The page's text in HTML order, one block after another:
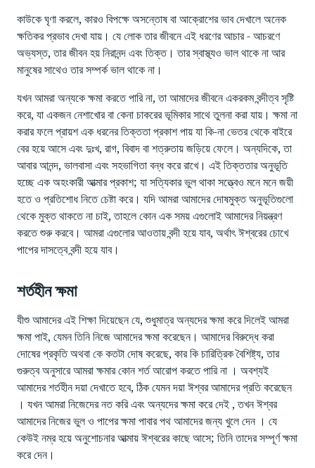
কাউকে ঘৃণা করলে, কারও বিপক্ষে অসন্তোষ বা আক্রোশের ভাব দেখালে অনেক
ক্ষতিকর প্রভাব দেখা যায়। যে লোক তার জীবনে এই ধরণের আচার - আচরণে
অভ্যস্ত, তার জীবন হয় নিরানন্দ এবং তিক্ত। তার স্বাস্থ্যও ভাল থাকে না আর
মানুষের সাথেও তার সম্পর্ক ভাল থাকে না।
যখন আমরা অন্যকে ক্ষমা করতে পারি না, তা আমাদের জীবনে একরকম বন্দীত্ব সৃষ্টি
করে, যা একজন নেশাখোর বা কেনা চাকরের ভূমিকার সাথে তুলনা করা যায়। ক্ষমা না
করার ফলে প্রায়শ এক ধরনের তিক্ততা প্রকাশ পায় যা কি-না ভেতর থেকে বাইরে
বের হয়ে আসে এবং দুঃখ, রাগ, বিবাদ বা শত্রুতায় জড়িয়ে ফেলে। অন্যদিকে, তা
আবার আনন্দ, ভালবাসা এবং সহভাগিতা বন্ধ করে রাখে। এই তিক্ততার অনুভূতি
হচ্ছে এক অহংকারী আত্মার প্রকাশ; যা সত্যিকার ভুল থাকা সত্ত্বেও মনে মনে জয়ী
হতে ও প্রতিশোধ নিতে চেষ্টা করে। যদি আমরা আমাদের দোষমুক্ত অনুভূতিগুলো
থেকে মুক্ত থাকতে না চাই, তাহলে কোন এক সময় এগুলোই আমাদের নিয়ন্ত্রণ
করতে শুরু করবে। আমরা এগুলোর আওতায় বন্দী হয়ে যাব, অর্থাৎ ঈশ্বরের চোখে
পাপের দাসত্বে বন্দী হয়ে যাব।
শর্তহীন ক্ষমা
যীশু আমাদের এই শিক্ষা দিয়েছেন যে, শুধুমাত্র অন্যদের ক্ষমা করে দিলেই আমরা
ক্ষমা পাই, যেমন তিনি নিজে আমাদের ক্ষমা করেছেন। আমাদের বিরুদ্ধে করা
দোষের প্রকৃতি অথবা কে কতটা দোষ করেছে, কার কি চারিত্রিক বৈশিষ্ট্য, তার
গুরুত্ব অনুসারে আমরা ক্ষমার কোন শর্ত আরোপ করতে পারি না । অবশ্যই
আমাদের শর্তহীন দয়া দেখাতে হবে, ঠিক যেমন দয়া ঈশ্বর আমাদের প্রতি করেছেন
। যখন আমরা নিজেদের নত করি এবং অন্যদের ক্ষমা করে দেই , তখন ঈশ্বর
আমাদের নিজের ভুল ও পাপের ক্ষমা পাবার পথ আমাদের জন্য খুলে দেন । যে
কেউই নম্র হয়ে অনুশোচনার আত্মায় ঈশ্বরের কাছে আসে; তিনি তাদের সম্পূর্ণ ক্ষমা
করে দেন।